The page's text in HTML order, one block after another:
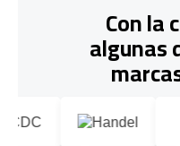
Con la
algunas